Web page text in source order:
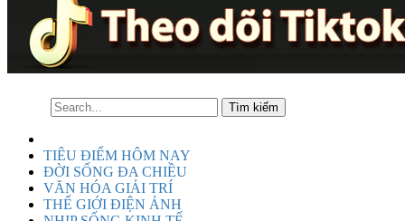
TIÊU ĐIỂM HÔM NAY
ĐỜI SỐNG ĐA CHIỀU
VĂN HÓA GIẢI TRÍ
THẾ GIỚI ĐIỆN ẢNH